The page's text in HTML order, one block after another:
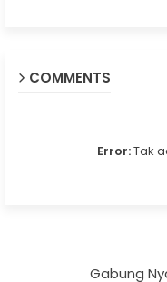
COMMENTS
Error:Tak
Gabung